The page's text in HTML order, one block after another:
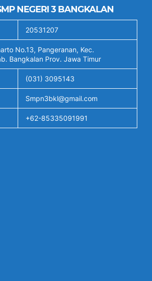
NEGERI 3 BANGKALAN
20531207
No.13, Pangeranan, Kec.
Bangkalan Prov. Jawa Timur
(031) 3095143
Smpn3bkl@gmail.com
+62-85335091991